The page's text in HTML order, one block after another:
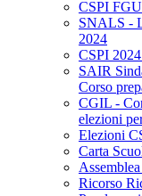
CSPI
SNALS -
2024
CSPI
SAIR
Corso
CGIL -
elezioni
Elezioni
Carta
Ricorso